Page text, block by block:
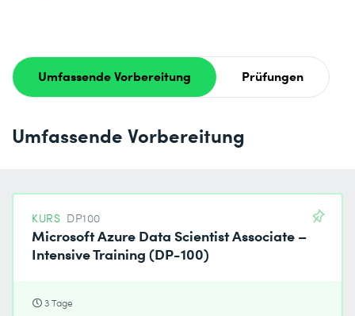
Umfassende Vorbereitung Prüfungen
Umfassende Vorbereitung
KURS DP100
Microsoft Azure Data Scientist Associate –
Intensive Training (DP-100)
3 Tage